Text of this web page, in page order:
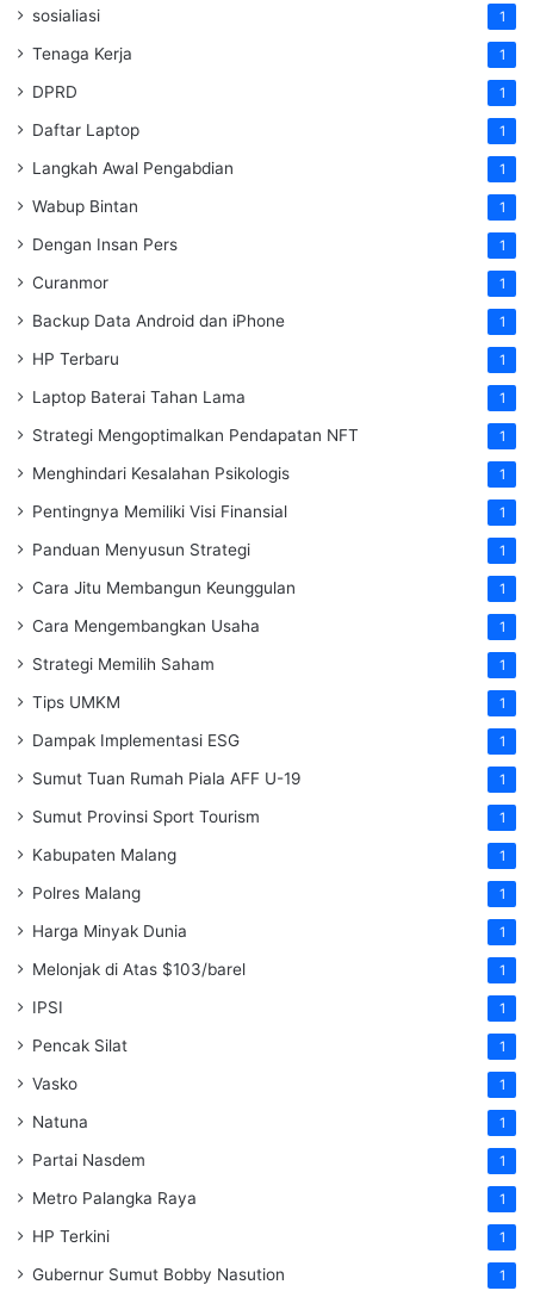
sosialiasi 1
Tenaga Kerja 1
DPRD 1
Daftar Laptop 1
Langkah Awal Pengabdian 1
Wabup Bintan 1
Dengan Insan Pers 1
Curanmor 1
Backup Data Android dan iPhone 1
HP Terbaru 1
Laptop Baterai Tahan Lama 1
Strategi Mengoptimalkan Pendapatan NFT 1
Menghindari Kesalahan Psikologis 1
Pentingnya Memiliki Visi Finansial 1
Panduan Menyusun Strategi 1
Cara Jitu Membangun Keunggulan 1
Cara Mengembangkan Usaha 1
Strategi Memilih Saham 1
Tips UMKM 1
Dampak Implementasi ESG 1
Sumut Tuan Rumah Piala AFF U-19 1
Sumut Provinsi Sport Tourism 1
Kabupaten Malang 1
Polres Malang 1
Harga Minyak Dunia 1
Melonjak di Atas $103/barel 1
IPSI 1
Pencak Silat 1
Vasko 1
Natuna 1
Partai Nasdem 1
Metro Palangka Raya 1
HP Terkini 1
Gubernur Sumut Bobby Nasution 1